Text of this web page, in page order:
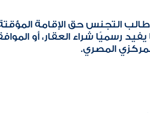
طالب التجنس حق الإقامة
رسميًا شراء العقار، أو
المصري.